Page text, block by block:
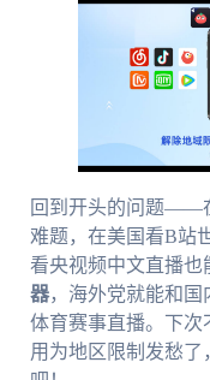
回到开头的问题——
难题，在美国看B站
看央视频中文直播也
器，海外党就能和国
体育赛事直播。下次
用为地区限制发愁